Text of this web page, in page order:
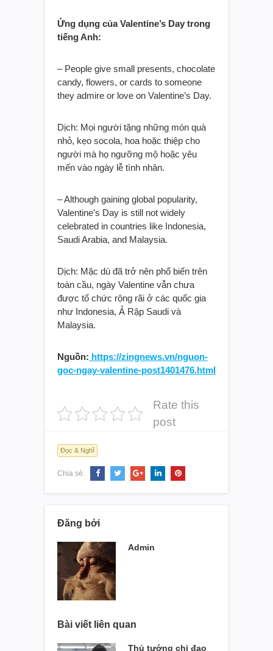
Ứng dụng của Valentine’s Day trong
tiếng Anh:
– People give small presents, chocolate
candy, flowers, or cards to someone
they admire or love on Valentine’s Day.
Dịch: Mọi người tặng những món quà
nhỏ, kẹo socola, hoa hoặc thiệp cho
người mà họ ngưỡng mộ hoặc yêu
mến vào ngày lễ tình nhân.
– Although gaining global popularity,
Valentine’s Day is still not widely
celebrated in countries like Indonesia,
Saudi Arabia, and Malaysia.
Dịch: Mặc dù đã trở nên phổ biến trên
toàn cầu, ngày Valentine vẫn chưa
được tổ chức rộng rãi ở các quốc gia
như Indonesia, Ả Rập Saudi và
Malaysia.
Nguồn: https://zingnews.vn/nguon-
goc-ngay-valentine-post1401476.html
Rate this
post
Đọc & Nghĩ
Chia sẻ:
Đăng bởi
Admin
Bài viết liên quan
Thủ tướng chỉ đạo